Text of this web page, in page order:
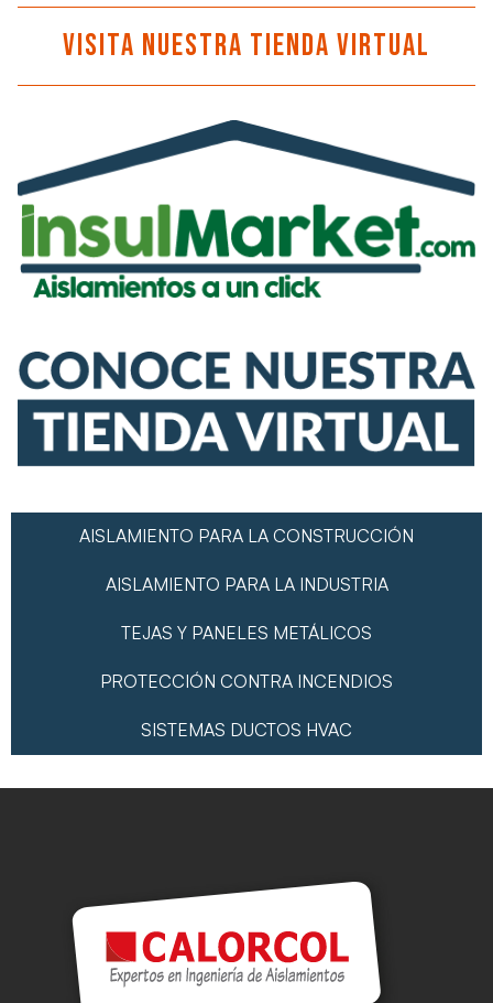
Visita nuestra tienda virtual
AISLAMIENTO PARA LA CONSTRUCCIÓN
AISLAMIENTO PARA LA INDUSTRIA
TEJAS Y PANELES METÁLICOS
PROTECCIÓN CONTRA INCENDIOS
SISTEMAS DUCTOS HVAC